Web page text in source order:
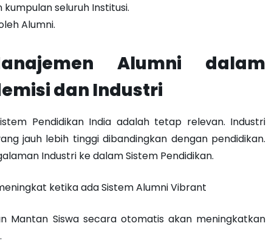
seluruh Institusi.
Alumni.
Alumni dalam
dan Industri
Pendidikan India adalah tetap relevan. Industri
jauh lebih tinggi dibandingkan dengan pendidikan.
Industri ke dalam Sistem Pendidikan.
ketika ada Sistem Alumni Vibrant
Mantan Siswa secara otomatis akan meningkatkan